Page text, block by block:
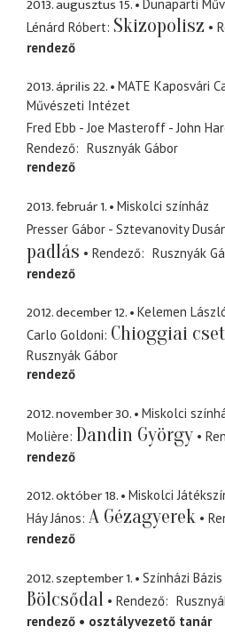
2013. augusztus 15.
Dunaparti
Lénárd Róbert Skizopolisz
rendező
2013. április 22.
MATE Kaposvári
Művészeti Intézet
Fred Ebb - Joe Masteroff - John
Rendező
Rusznyák Gábor
rendező
2013. február 1.
Miskolci színház
Presser Gábor - Sztevanovity
padlás
Rendező
Rusznyák
rendező
2012. december 12.
Kelemen
Carlo Goldoni Chioggiai
Rusznyák Gábor
rendező
2012. november 30.
Miskolci
Molière Dandin György
rendező
2012. október 18.
Miskolci
Háy János A Gézagyerek
rendező
2012. szeptember 1. Színházi Bázis
Bölcsődal Rendező
rendező
osztályvezető tanár